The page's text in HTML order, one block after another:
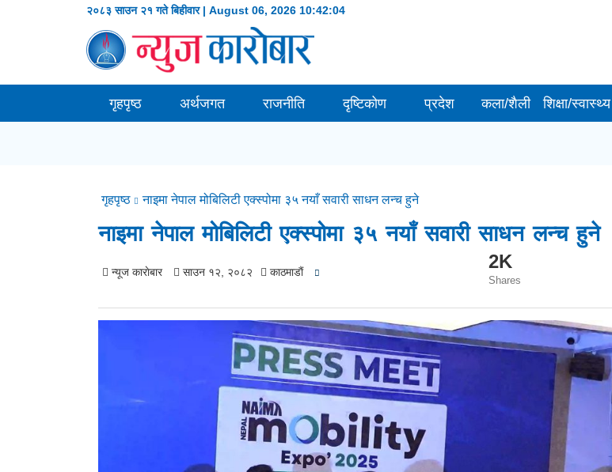
२०८३ साउन २१ गते बिहीवार | August 06, 2026 10:42:05
गृहपृष्ठ अर्थजगत राजनीति दृष्टिकोण प्रदेश कला/शैली शिक्षा/स्वास्थ्य
गृहपृष्ठ नाइमा नेपाल मोबिलिटी एक्स्पोमा ३५ नयाँ सवारी साधन लन्च हुने
नाइमा नेपाल मोबिलिटी एक्स्पोमा ३५ नयाँ सवारी साधन लन्च हुने
न्यूज काराेबार साउन १२, २०८२ काठमाडाैं 2K
Shares